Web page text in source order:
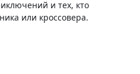
и тех, кто
или кроссовера.